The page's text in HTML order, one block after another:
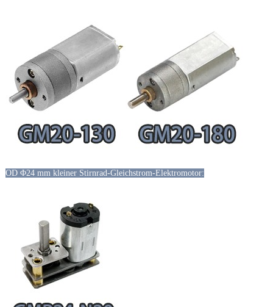
OD Φ24 mm kleiner Stirnrad-Gleichstrom-Elektromotor: